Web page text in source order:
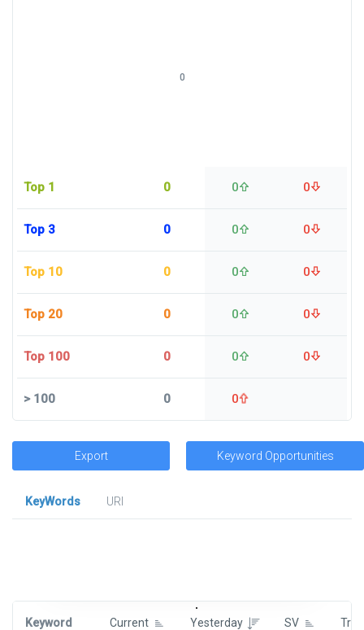
Top 1 0 0 0
Top 3 0 0 0
Top 10 0 0 0
Top 20 0 0 0
Top 100 0 0 0
>100 0 0
0
Export Keyword Opportunities
KeyWords
URl
Keyword Current Yesterday SV